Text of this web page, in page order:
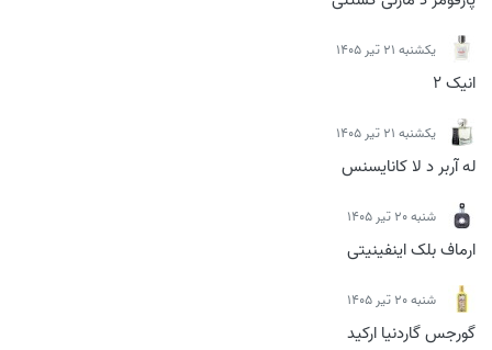
يكشنبه 21 تیر 1405
انیک 2
يكشنبه 21 تیر 1405
له آربر د لا کانایسنس
شنبه 20 تیر 1405
ارماف بلک اینفینیتی
شنبه 20 تیر 1405
گورجس گاردنیا ارکید